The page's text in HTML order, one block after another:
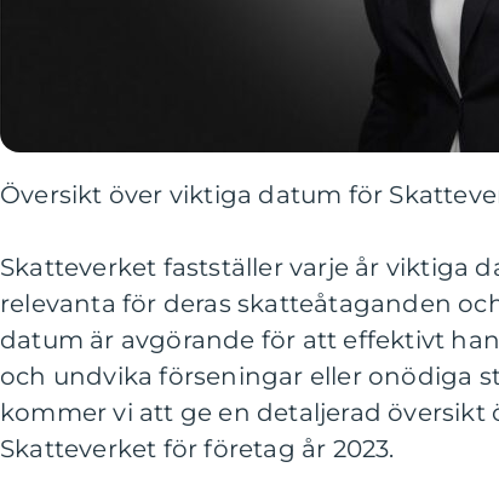
Översikt över viktiga datum för
Skatteverket fastställer varje år viktiga
relevanta för deras skatteåtaganden
datum är avgörande för att effektivt
och undvika förseningar eller onödiga
kommer vi att ge en detaljerad
Skatteverket för företag år 2023.